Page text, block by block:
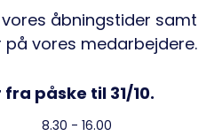
åbningstider samt
vores medarbejdere.
påske til 31/10.
8.30 - 16.00